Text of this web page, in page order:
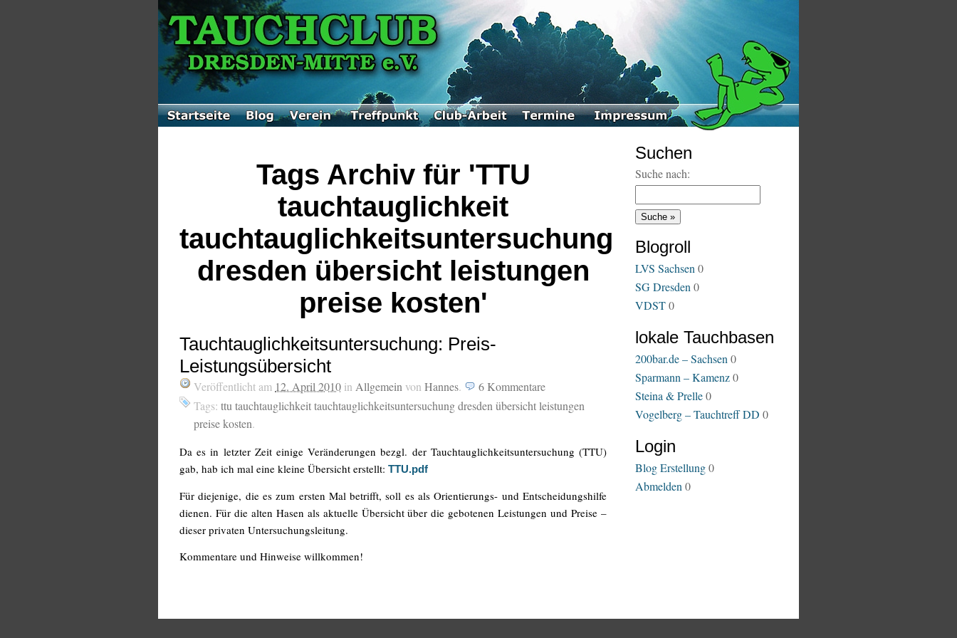
Tags Archiv für 'TTU
tauchtauglichkeit
tauchtauglichkeitsuntersuchung
dresden übersicht leistungen
preise kosten'
Tauchtauglichkeitsuntersuchung: Preis-
Leistungsübersicht
Veröffentlicht am 12. April 2010 in Allgemein von Hannes. 6 Kommentare
Tags: ttu tauchtauglichkeit tauchtauglichkeitsuntersuchung dresden übersicht leistungen
preise kosten.
Da es in letzter Zeit einige Veränderungen bezgl. der Tauchtauglichkeitsuntersuchung (TTU)
gab, hab ich mal eine kleine Übersicht erstellt: TTU.pdf
Für diejenige, die es zum ersten Mal betrifft, soll es als Orientierungs- und Entscheidungshilfe
dienen. Für die alten Hasen als aktuelle Übersicht über die gebotenen Leistungen und Preise –
dieser privaten Untersuchungsleitung.
Kommentare und Hinweise willkommen!
Suchen
Suche nach:
Blogroll
LVS Sachsen 0
SG Dresden 0
VDST0
lokale Tauchbasen
200bar.de – Sachsen 0
Sparmann – Kamenz0
Steina & Prelle0
Vogelberg – Tauchtreff DD 0
Login
Blog Erstellung0
Abmelden 0